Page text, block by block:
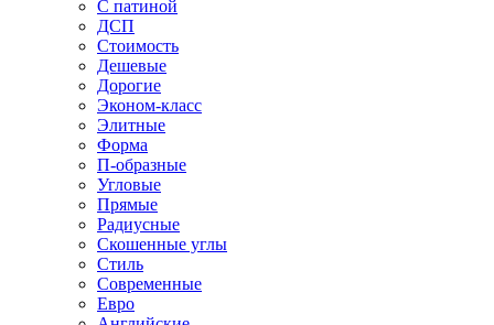
С патиной
ДСП
Стоимость
Дешевые
Дорогие
Эконом-класс
Элитные
Форма
П-образные
Угловые
Прямые
Радиусные
Скошенные углы
Стиль
Современные
Евро